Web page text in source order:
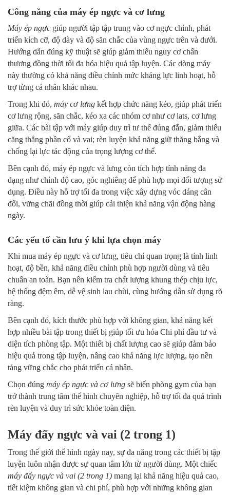
Công năng của máy ép ngực và cơ lưng
Máy ép ngực giúp người tập tập trung vào cơ ngực chính, phát
triển kích cỡ, độ dày và độ săn chắc của vùng ngực trên và dưới.
Hướng dẫn đúng kỹ thuật sẽ giúp giảm thiểu nguy cơ chấn
thương đồng thời tối đa hóa hiệu quả tập luyện. Các dòng máy
này thường có khả năng điều chỉnh mức kháng lực linh hoạt, hỗ
trợ từng cá nhân khác nhau.
Trong khi đó, máy cơ lưng kết hợp chức năng kéo, giúp phát triển
cơ lưng rộng, săn chắc, kéo xa các nhóm cơ như cơ lats, cơ lưng
giữa. Các bài tập với máy giúp duy trì tư thế đúng đắn, giảm thiểu
căng thẳng phần cổ và vai; rèn luyện khả năng giữ thăng bằng và
chống lại lực tác động của trọng lượng cơ thể.
Bên cạnh đó, máy ép ngực và lưng còn tích hợp tính năng đa
dạng như chỉnh độ cao, góc nghiêng để phù hợp mọi đối tượng sử
dụng. Điều này hỗ trợ tối đa trong việc xây dựng vóc dáng cân
đối, vững chãi đồng thời giúp cải thiện khả năng vận động hàng
ngày.
Các yếu tố cần lưu ý khi lựa chọn máy
Khi mua máy ép ngực và cơ lưng, tiêu chí quan trọng là tính linh
hoạt, độ bền, khả năng điều chỉnh phù hợp người dùng và tiêu
chuẩn an toàn. Bạn nên kiểm tra chất lượng khung thép chịu lực,
hệ thống đệm êm, dễ vệ sinh lau chùi, cùng hướng dẫn sử dụng rõ
ràng.
Bên cạnh đó, kích thước phù hợp với không gian, khả năng kết
hợp nhiều bài tập trong thiết bị giúp tối ưu hóa Chi phí đầu tư và
diện tích phòng tập. Một thiết bị chất lượng cao sẽ giúp đảm bảo
hiệu quả trong tập luyện, nâng cao khả năng lực lượng, tạo nền
tảng vững chắc cho phát triển cá nhân.
Chọn đúng máy ép ngực và cơ lưng sẽ biến phòng gym của bạn
trở thành trung tâm thể hình chuyên nghiệp, hỗ trợ tối đa quá trình
rèn luyện và duy trì sức khỏe toàn diện.
Máy đẩy ngực và vai (2 trong 1)
Trong thế giới thể hình ngày nay, sự đa năng trong các thiết bị tập
luyện luôn nhận được sự quan tâm lớn từ người dùng. Một chiếc
máy đẩy ngực và vai (2 trong 1) mang lại khả năng hiệu quả cao,
tiết kiệm không gian và chi phí, phù hợp với những không gian